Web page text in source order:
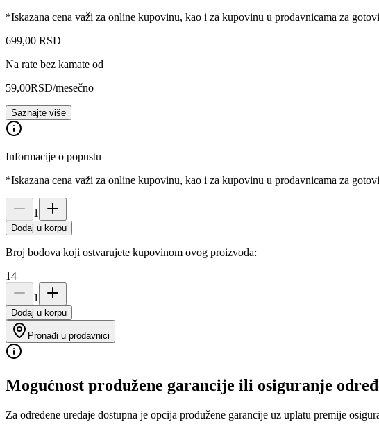
*Iskazana cena važi za online kupovinu, kao i za kupovinu u prodavnicama za
699,00 RSD
Na rate bez kamate od
59,00RSD/mesečno
Saznajte više
Informacije o popustu
*Iskazana cena važi za online kupovinu, kao i za kupovinu u prodavnicama za
1
Dodaj u korpu
Broj bodova koji ostvarujete kupovinom ovog proizvoda:
14
1
Dodaj u korpu
Pronađi u prodavnici
Mogućnost produžene garancije ili osiguranje
Za određene uređaje dostupna je opcija produžene garancije uz uplatu premije